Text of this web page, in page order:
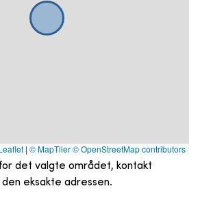
| © MapTiler© OpenStreetMap contributors
det valgte området, kontakt
eksakte adressen.